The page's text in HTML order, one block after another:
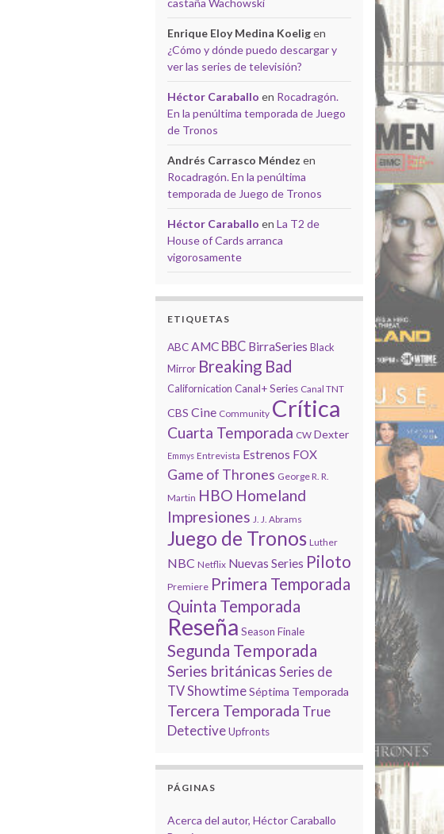
castaña Wachowski
Enrique Eloy Medina Koeligen
¿Cómo y dónde puedo descargar y
ver las series de televisión?
Héctor Caraballo en Rocadragón.
En la penúltima temporada de Juego
de Tronos
Andrés Carrasco Méndez en
Rocadragón. En la penúltima
temporada de Juego de Tronos
Héctor Caraballo en La T2 de
House of Cards arranca
vigorosamente
ETIQUETAS
ABC AMC BBC BirraSeries Black
Mirror Breaking Bad
Californication Canal+ Series Canal TNT
CBS Cine Community Crítica
Cuarta Temporada CW Dexter
Emmys Entrevista Estrenos FOX
Game of Thrones George R. R.
Martin HBO Homeland
Impresiones J. J. Abrams
Juego de Tronos Luther
NBC Netflix Nuevas Series Piloto
Premiere Primera Temporada
Quinta Temporada
Reseña Season Finale
Segunda Temporada
Series británicas Series de
TVShowtime Séptima Temporada
Tercera Temporada True
Detective Upfronts
PÁGINAS
Acerca del autor, Héctor Caraballo